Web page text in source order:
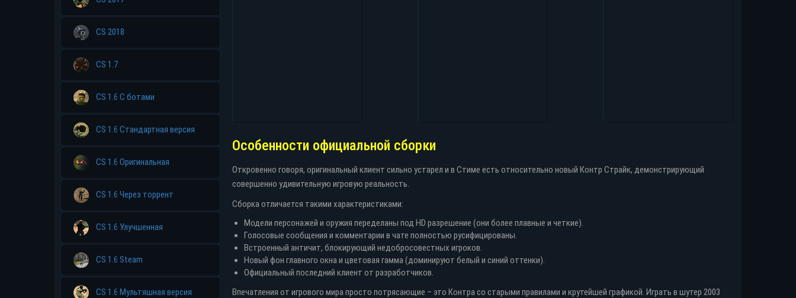
CS 2018
CS 1.7
CS 1.6 С ботами
CS 1.6 Стандартная версия
CS 1.6 Оригинальная
CS 1.6 Через торрент
CS 1.6 Улучшенная
CS 1.6 Steam
CS 1.6 Мультяшная версия
Особенности официальной сборки
Откровенно говоря, оригинальный клиент сильно устарел и в Стиме есть относительно новый Контр Страйк, демонстрирующий
совершенно удивительную игровую реальность.
Сборка отличается такими характеристиками:
Модели персонажей и оружия переделаны под HD разрешение (они более плавные и четкие).
Голосовые сообщения и комментарии в чате полностью русифицированы.
Встроенный античит, блокирующий недобросовестных игроков.
Новый фон главного окна и цветовая гамма (доминируют белый и синий оттенки).
Официальный последний клиент от разработчиков.
Впечатления от игрового мира просто потрясающие – это Контра со старыми правилами и крутейшей графикой. Играть в шутер 2003